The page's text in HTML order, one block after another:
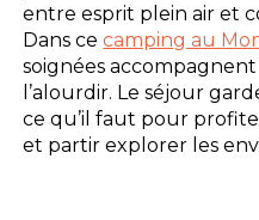
entre esprit plein air et
Dans cecamping au
soignées accompagnent
l’alourdir. Le séjour
ce qu’il faut pour
et partir explorer les